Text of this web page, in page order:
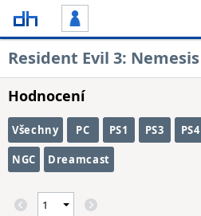
Resident Evil 3: Nemesis
Hodnocení
Všechny PC PS1 PS3 PS4
NGC Dreamcast